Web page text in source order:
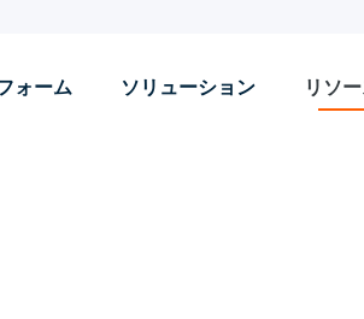
ォーム ソリューション リソ